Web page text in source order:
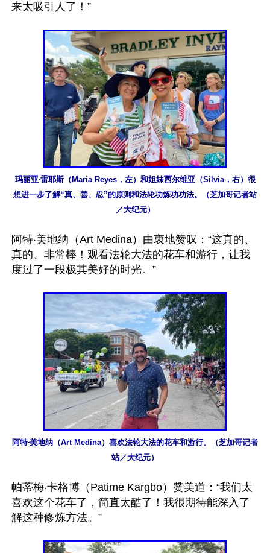
来太吸引人了！”
玛丽亚‧雷耶斯（Maria Reyes，左）和姐妹西尔维亚（Silvia，右）很
想进一步了解“真、善、忍”的原则和法轮功炼功功法。（芝加哥记者站
／大纪元）
阿特‧美地纳（Art Medina）由衷地赞叹：“这真的、
真的、非常棒！观看法轮大法的花车和游行，让我
度过了一段极其美好的时光。”
阿特‧美地纳（Art Medina）喜欢法轮大法的花车和游行。（芝加哥记者
站／大纪元）
帕蒂梅‧卡格博（Patime Kargbo）赞美道：“我们太
喜欢这个花车了，简直太酷了！我很期待能深入了
解这种修炼方法。”